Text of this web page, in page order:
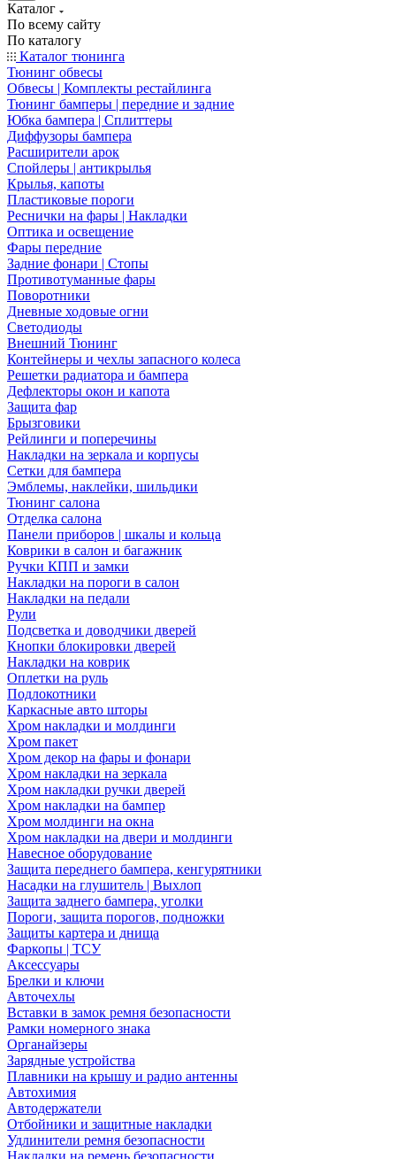
Каталог
По всему сайту
По каталогу
Каталог тюнинга
Тюнинг обвесы
Обвесы | Комплекты рестайлинга
Тюнинг бамперы | передние и задние
Юбка бампера | Сплиттеры
Диффузоры бампера
Расширители арок
Спойлеры | антикрылья
Крылья, капоты
Пластиковые пороги
Реснички на фары | Накладки
Оптика и освещение
Фары передние
Задние фонари | Стопы
Противотуманные фары
Поворотники
Дневные ходовые огни
Светодиоды
Внешний Тюнинг
Контейнеры и чехлы запасного колеса
Решетки радиатора и бампера
Дефлекторы окон и капота
Защита фар
Брызговики
Рейлинги и поперечины
Накладки на зеркала и корпусы
Сетки для бампера
Эмблемы, наклейки, шильдики
Тюнинг салона
Отделка салона
Панели приборов | шкалы и кольца
Коврики в салон и багажник
Ручки КПП и замки
Накладки на пороги в салон
Накладки на педали
Рули
Подсветка и доводчики дверей
Кнопки блокировки дверей
Накладки на коврик
Оплетки на руль
Подлокотники
Каркасные авто шторы
Хром накладки и молдинги
Хром пакет
Хром декор на фары и фонари
Хром накладки на зеркала
Хром накладки ручки дверей
Хром накладки на бампер
Хром молдинги на окна
Хром накладки на двери и молдинги
Навесное оборудование
Защита переднего бампера, кенгурятники
Насадки на глушитель | Выхлоп
Защита заднего бампера, уголки
Пороги, защита порогов, подножки
Защиты картера и днища
Фаркопы | ТСУ
Аксессуары
Брелки и ключи
Авточехлы
Вставки в замок ремня безопасности
Рамки номерного знака
Органайзеры
Зарядные устройства
Плавники на крышу и радио антенны
Автохимия
Автодержатели
Отбойники и защитные накладки
Удлинители ремня безопасности
Накладки на ремень безопасности